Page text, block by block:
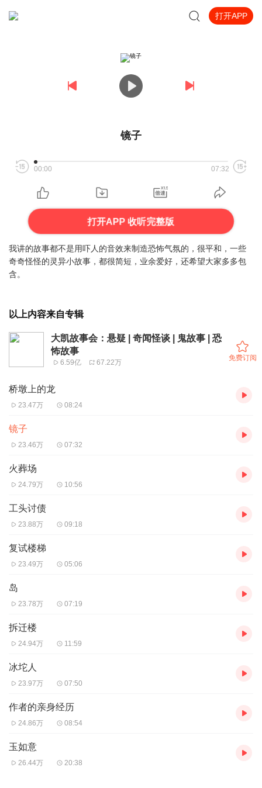
打开APP
镜子
00:00 07:32
打开APP 收听完整版
我讲的故事都不是用吓人的音效来制造恐怖气氛的，很平和，一些
奇奇怪怪的灵异小故事，都很简短，业余爱好，还希望大家多多包
含。
以上内容来自专辑
大凯故事会：悬疑 | 奇闻怪谈 | 鬼故事 | 恐
怖故事
6.59亿 67.22万
免费订阅
桥墩上的龙
23.47万 08:24
镜子
23.46万 07:32
火葬场
24.79万 10:56
工头讨债
23.88万 09:18
复试楼梯
23.49万 05:06
岛
23.78万 07:19
拆迁楼
24.94万 11:59
冰坨人
23.97万 07:50
作者的亲身经历
24.86万 08:54
玉如意
26.44万 20:38